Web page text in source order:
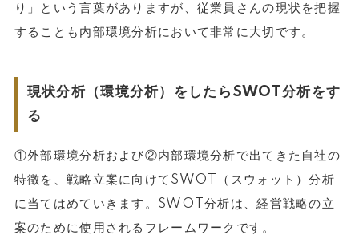
り」という言葉がありますが、従業員さんの現状を把握
することも内部環境分析において非常に大切です。
現状分析（環境分析）をしたらSWOT分析をす
る
①外部環境分析および②内部環境分析で出てきた自社の
特徴を、戦略立案に向けてSWOT（スウォット）分析
に当てはめていきます。SWOT分析は、経営戦略の立
案のために使用されるフレームワークです。